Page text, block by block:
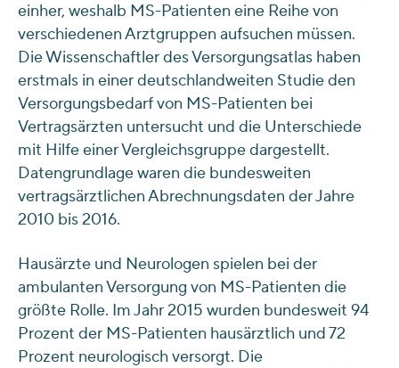
einher, weshalb MS-Patienten eine Reihe von
verschiedenen Arztgruppen aufsuchen müssen.
Die Wissenschaftler des Versorgungsatlas haben
erstmals in einer deutschlandweiten Studie den
Versorgungsbedarf von MS-Patienten bei
Vertragsärzten untersucht und die Unterschiede
mit Hilfe einer Vergleichsgruppe dargestellt.
Datengrundlage waren die bundesweiten
vertragsärztlichen Abrechnungsdaten der Jahre
2010 bis 2016.
Hausärzte und Neurologen spielen bei der
ambulanten Versorgung von MS-Patienten die
größte Rolle. Im Jahr 2015 wurden bundesweit 94
Prozent der MS-Patienten hausärztlich und 72
Prozent neurologisch versorgt. Die